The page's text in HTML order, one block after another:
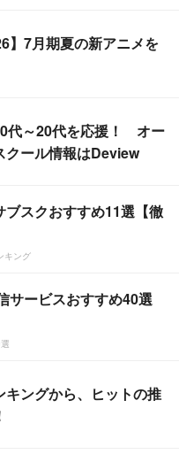
】7月期夏の新アニメを
代～20代を応援！ オー
クール情報はDeview
ブスクおすすめ11選【徹
キング
サービスおすすめ40選
キングから、ヒットの推